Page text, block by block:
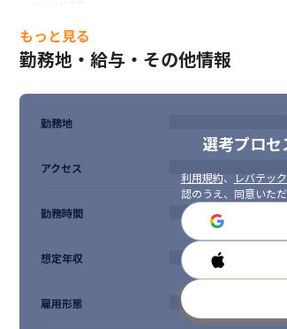
〈Udemy business〉
オンラインで動画を視聴しながら学習ができる
もっと見る
勤務地・給与・その他情報
選考プロ
利用規約、 レバテッ
認のうえ、同意いた
勤務地
アクセス
勤務時間
想定年収
雇用形態